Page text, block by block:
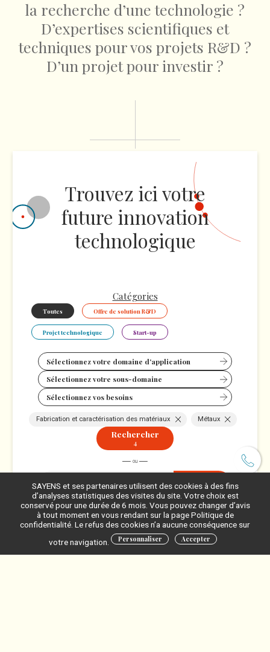
la recherche d’une technologie ?
D’expertises scientifiques et
techniques pour vos projets R&D ?
D’un projet pour investir ?
Trouvez ici votre
future innovation
technologique
Catégories
Toutes Offre de solution R&D
Projet technologique Start-up
Sélectionnez votre domaine d'application
Sélectionnez votre sous-domaine
Sélectionnez vos besoins
Fabrication et caractérisation des matériaux Métaux
Rechercher
4
Valider
SAYENS et ses partenaires utilisent des cookies à des fins
d’analyses statistiques des visites du site. Votre choix est
conservé pour une durée de 6 mois. Vous pouvez changer d’avis
à tout moment en vous rendant sur la page Politique de
confidentialité. Le refus des cookies n’a aucune conséquence sur
votre navigation.
Personnaliser Accepter